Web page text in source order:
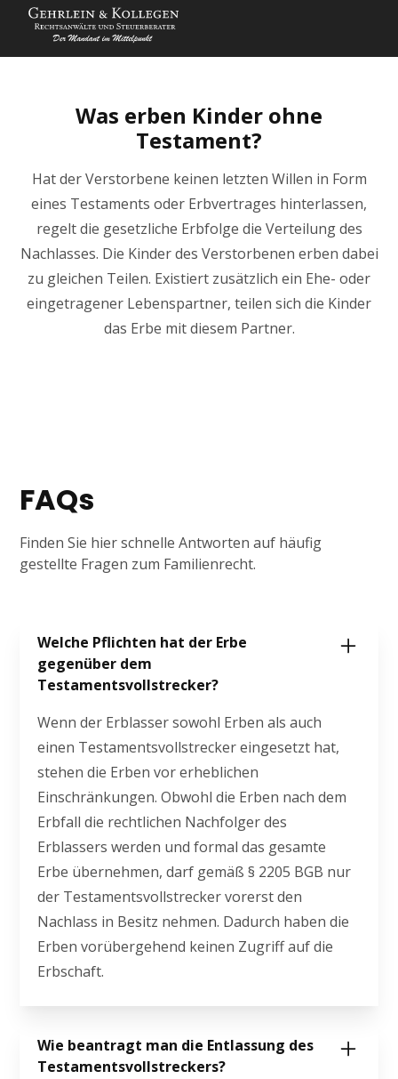
Was erben Kinder ohne
Testament?
Hat der Verstorbene keinen letzten Willen in Form
eines Testaments oder Erbvertrages hinterlassen,
regelt die gesetzliche Erbfolge die Verteilung des
Nachlasses. Die Kinder des Verstorbenen erben dabei
zu gleichen Teilen. Existiert zusätzlich ein Ehe- oder
eingetragener Lebenspartner, teilen sich die Kinder
das Erbe mit diesem Partner.
FAQs
Finden Sie hier schnelle Antworten auf häufig
gestellte Fragen zum Familienrecht.
Welche Pflichten hat der Erbe
gegenüber dem
Testamentsvollstrecker?
Wenn der Erblasser sowohl Erben als auch
einen Testamentsvollstrecker eingesetzt hat,
stehen die Erben vor erheblichen
Einschränkungen. Obwohl die Erben nach dem
Erbfall die rechtlichen Nachfolger des
Erblassers werden und formal das gesamte
Erbe übernehmen, darf gemäß § 2205 BGB nur
der Testamentsvollstrecker vorerst den
Nachlass in Besitz nehmen. Dadurch haben die
Erben vorübergehend keinen Zugriff auf die
Erbschaft.
Wie beantragt man die Entlassung des
Testamentsvollstreckers?